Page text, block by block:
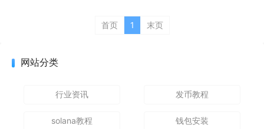
首页 1 末页
网站分类
行业资讯 发币教程
solana教程 钱包安装